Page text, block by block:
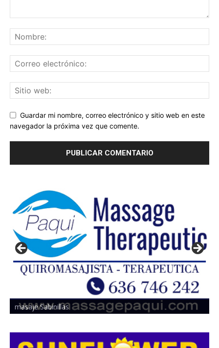
Guardar mi nombre, correo electrónico y sitio web en este
navegador la próxima vez que comente.
masaje Sabinillas